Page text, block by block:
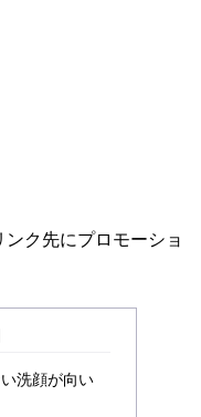
ク先にプロモーショ
洗顔が向い